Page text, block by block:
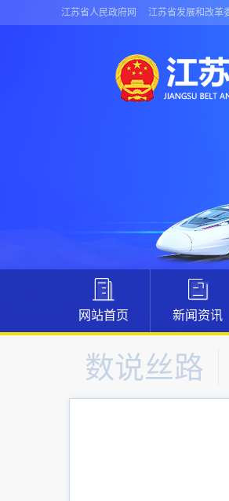
江苏省人民政府网 江苏省发展和改革
网站首页 新闻资讯
数说丝路